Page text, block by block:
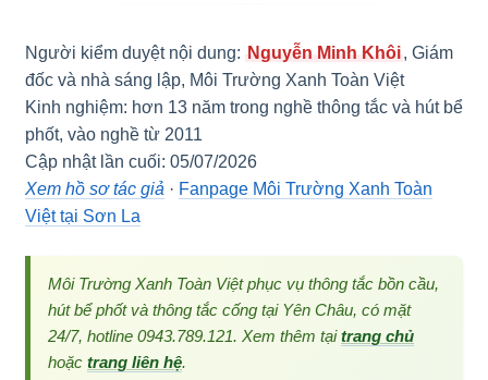
Người kiểm duyệt nội dung: Nguyễn Minh Khôi, Giám
đốc và nhà sáng lập, Môi Trường Xanh Toàn Việt
Kinh nghiệm: hơn 13 năm trong nghề thông tắc và hút bể
phốt, vào nghề từ 2011
Cập nhật lần cuối: 05/07/2026
Xem hồ sơ tác giả · Fanpage Môi Trường Xanh Toàn
Việt tại Sơn La
Môi Trường Xanh Toàn Việt phục vụ thông tắc bồn cầu,
hút bể phốt và thông tắc cống tại Yên Châu, có mặt
24/7, hotline 0943.789.121. Xem thêm tạitrang chủ
hoặc trang liên hệ.